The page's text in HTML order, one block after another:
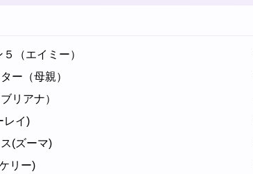
（エイミー）
ー（母親）
リアナ）
レイ)
(ズーマ)
リー)